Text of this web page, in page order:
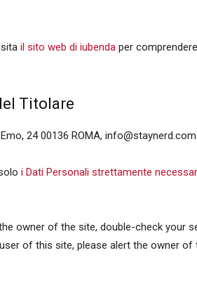
il sito web di iubenda per
Titolare
24 00136 ROMA, info@staynerd.com
i Dati Personali strettamente
owner of the site, double-check your
of this site, please alert the owner